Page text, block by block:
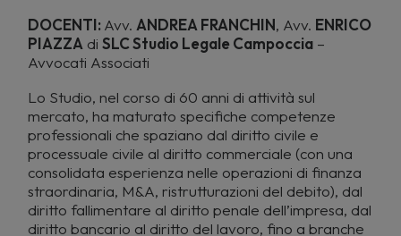
DOCENTI:Avv. ANDREA FRANCHIN, Avv. ENRICO
PIAZZA di SLC Studio Legale Campoccia –
Avvocati Associati
Lo Studio, nel corso di 60 anni di attività sul
mercato, ha maturato specifiche competenze
professionali che spaziano dal diritto civile e
processuale civile al diritto commerciale (con una
consolidata esperienza nelle operazioni di finanza
straordinaria, M&A, ristrutturazioni del debito), dal
diritto fallimentare al diritto penale dell’impresa, dal
diritto bancario al diritto del lavoro, fino a branche